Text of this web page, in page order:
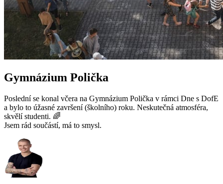
Gymnázium Polička
Poslední se konal včera na Gymnázium Polička v rámci Dne s DofE
a bylo to úžasné završení (školního) roku. Neskutečná atmosféra,
skvělí studenti. 🌈
Jsem rád součástí, má to smysl.